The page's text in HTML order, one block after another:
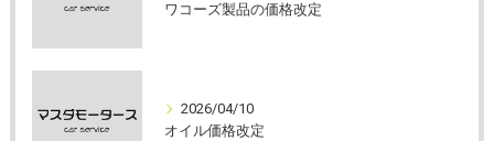
ワコーズ製品の価格改定
2026/04/10
オイル価格改定